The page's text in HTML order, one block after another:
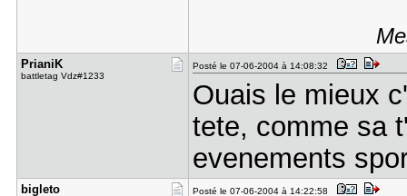
PrianiK
battletag Vdz#1233
Posté le 07-06-2004 à 14:08:32
Ouais le mieux
tete, comme sa
evenements
bigleto Posté le 07-06-2004 à 14:22:58